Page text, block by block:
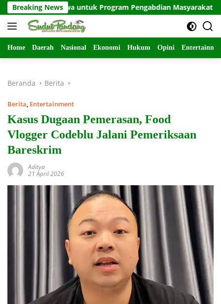
Langsung
ke
konten
Breaking News
untuk Program Pengabdian Masyarakat di Indramayu
Home Daerah Nasional Ekonomi Hukum Opini
Beranda Berita
Berita, Entertainment
Kasus Dugaan Pemerasan, Food
Vlogger Codeblu Jalani Pemeriksaan
Bareskrim
Aditya
21 April 2026